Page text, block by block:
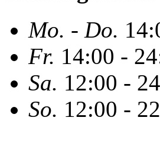
Mo. - Do.
Fr. 14:00 -
Sa. 12:00 -
So. 12:00 -